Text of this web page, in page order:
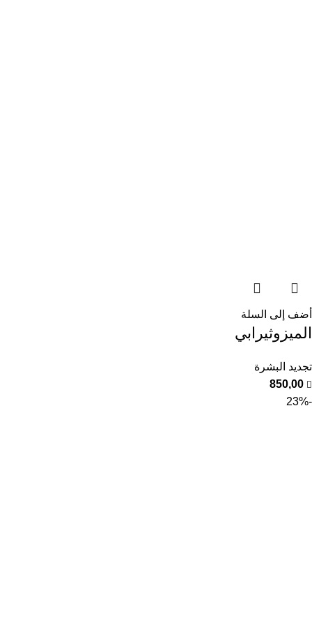
أضف إلى السلة
الميزوثيرابي
تجديد البشرة
850,00
-23%